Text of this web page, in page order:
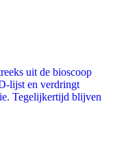
uit de bioscoop
lijst en verdringt
Tegelijkertijd blijven